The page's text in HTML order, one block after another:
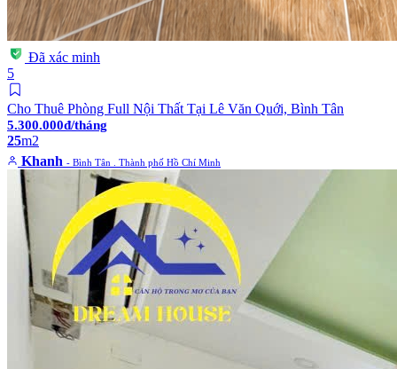
Đã xác minh
5
Cho Thuê Phòng Full Nội Thất Tại Lê Văn Quới, Bình Tân
5.300.000đ/tháng
25m2
Khanh - Bình Tân . Thành phố Hồ Chí Minh